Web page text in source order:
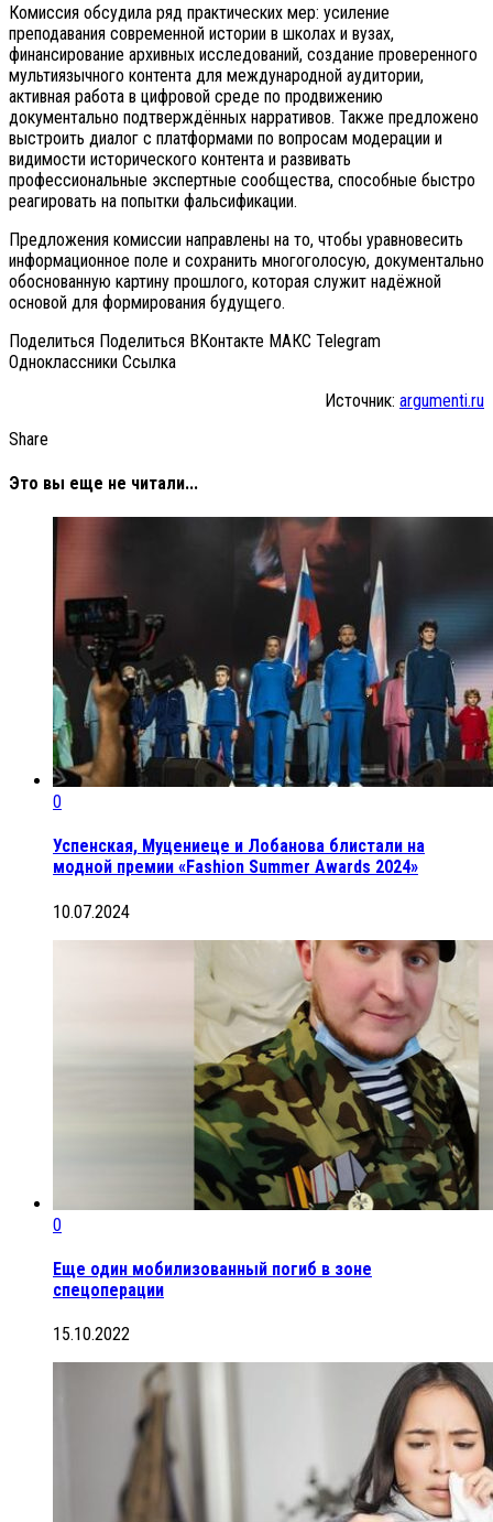
Комиссия обсудила ряд практических мер: усиление
преподавания современной истории в школах и вузах,
финансирование архивных исследований, создание проверенного
мультиязычного контента для международной аудитории,
активная работа в цифровой среде по продвижению
документально подтверждённых нарративов. Также предложено
выстроить диалог с платформами по вопросам модерации и
видимости исторического контента и развивать
профессиональные экспертные сообщества, способные быстро
реагировать на попытки фальсификации.
Предложения комиссии направлены на то, чтобы уравновесить
информационное поле и сохранить многоголосую, документально
обоснованную картину прошлого, которая служит надёжной
основой для формирования будущего.
Поделиться Поделиться ВКонтакте МАКС Telegram
Одноклассники Cсылка
Источник: argumenti.ru
Share
Это вы еще не читали...
0
Успенская, Муцениеце и Лобанова блистали на
модной премии «Fashion Summer Awards 2024»
10.07.2024
0
Еще один мобилизованный погиб в зоне
спецоперации
15.10.2022